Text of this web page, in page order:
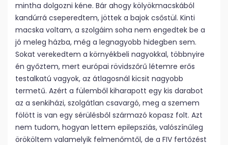
mintha dolgozni kéne. Bár ahogy kölyökmacskából
kandúrrá cseperedtem, jöttek a bajok csőstül. Kinti
macska voltam, a szolgáim soha nem engedtek be a
jó meleg házba, még a legnagyobb hidegben sem.
Sokat verekedtem a környékbeli nagyokkal, többnyire
én győztem, mert európai rövidszőrű létemre erős
testalkatú vagyok, az átlagosnál kicsit nagyobb
termetű. Azért a fülemből kiharapott egy kis darabot
az a senkiházi, szolgátlan csavargó, meg a szemem
fölött is van egy sérülésből származó kopasz folt. Azt
nem tudom, hogyan lettem epilepsziás, valószínűleg
örököltem valamelyik felmenőmtől, de a FIV fertőzést